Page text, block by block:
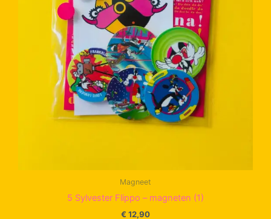
Magneet
5 Sylvester Flippo – magneten (1)
€ 12,90